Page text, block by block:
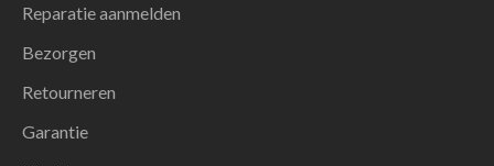
Reparatie aanmelden
Bezorgen
Retourneren
Garantie